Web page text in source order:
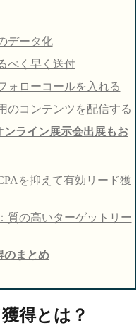
データ化
べく早く送付
ォローコールを入れる
のコンテンツを配信する
ンライン展示会出展もお
を抑えて有効リード獲
質の高いターゲットリー
のまとめ
得とは？